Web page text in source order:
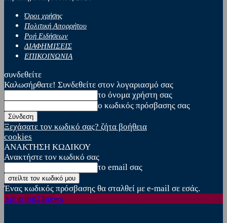
Όροι χρήσης
Πολιτική Απορρήτου
Ροή Ειδήσεων
ΔΙΑΦΗΜΙΣΕΙΣ
ΕΠΙΚΟΙΝΩΝΙΑ
συνδεθείτε
Καλωσήρθατε! Συνδεθείτε στον λογαριασμό σας
το όνομα χρήστη σας
ο κωδικός πρόσβασης σας
Ξεχάσατε τον κωδικό σας? ζήτα βοήθεια
cookies
ΑΝΑΚΤΗΣΗ ΚΩΔΙΚΟΥ
Ανακτήστε τον κωδικό σας
το email σας
Ένας κωδικός πρόσβασης θα σταλθεί με e-mail σε εσάς.
sporting24news